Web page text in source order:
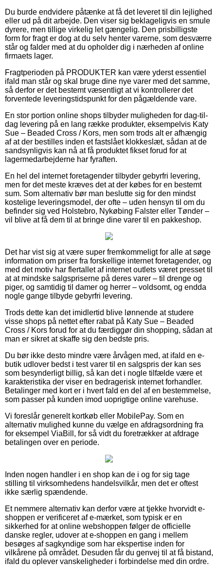
Du burde endvidere påtænke at få det leveret til din lejlighed
eller ud på dit arbejde. Den viser sig beklageligvis en smule
dyrere, men tillige virkelig let gængelig. Den prisbilligste
form for fragt er dog at du selv henter varerne, som desværre
står og falder med at du opholder dig i nærheden af online
firmaets lager.
Fragtperioden på PRODUKTER kan være yderst essentiel
ifald man står og skal bruge dine nye varer med det samme,
så derfor er det bestemt væsentligt at vi kontrollerer det
forventede leveringstidspunkt for den pågældende vare.
En stor portion online shops tilbyder muligheden for dag-til-
dag levering på en lang række produkter, eksempelvis Katy
Sue – Beaded Cross / Kors, men som trods alt er afhængig
af at der bestilles inden et fastslået klokkeslæt, sådan at de
sandsynligvis kan nå at få produktet fikset forud for at
lagermedarbejderne har fyraften.
En hel del internet foretagender tilbyder gebyrfri levering,
men for det meste kræves det at der købes for en bestemt
sum. Som alternativ bør man beslutte sig for den mindst
kostelige leveringsmodel, der ofte – uden hensyn til om du
befinder sig ved Holstebro, Nykøbing Falster eller Tønder –
vil blive at få dem til at bringe dine varer til en pakkeshop.
Det har vist sig at være super fremkommeligt for alle at søge
information om priser fra forskellige internet foretagender, og
med det motiv har flertallet af internet outlets været presset til
at at mindske salgspriserne på deres varer – til drenge og
piger, og samtidig til damer og herrer – voldsomt, og endda
nogle gange tilbyde gebyrfri levering.
Trods dette kan det imidlertid blive lønnende at studere
visse shops på nettet efter rabat på Katy Sue – Beaded
Cross / Kors forud for at du færdiggør din shopping, sådan at
man er sikret at skaffe sig den bedste pris.
Du bør ikke desto mindre være årvågen med, at ifald en e-
butik udlover bedst i test varer til en salgspris der kan ses
som besynderligt billig, så kan det i nogle tilfælde være et
karakteristika der viser en bedragerisk internet forhandler.
Betalinger med kort er i hvert fald en del af en bestemmelse,
som passer på kunden imod uoprigtige online varehuse.
Vi foreslår generelt kortkøb eller MobilePay. Som en
alternativ mulighed kunne du vælge en afdragsordning fra
for eksempel ViaBill, for så vidt du foretrækker at afdrage
betalingen over en periode.
Inden nogen handler i en shop kan de i og for sig tage
stilling til virksomhedens handelsvilkår, men det er oftest
ikke særlig spændende.
Et nemmere alternativ kan derfor være at tjekke hvorvidt e-
shoppen er verificeret af e-mærket, som typisk er en
sikkerhed for at online webshoppen følger de officielle
danske regler, udover at e-shoppen en gang i mellem
besøges af sagkyndige som har ekspertise inden for
vilkårene på området. Desuden får du genvej til at få bistand,
ifald du oplever vanskeligheder i forbindelse med din ordre.